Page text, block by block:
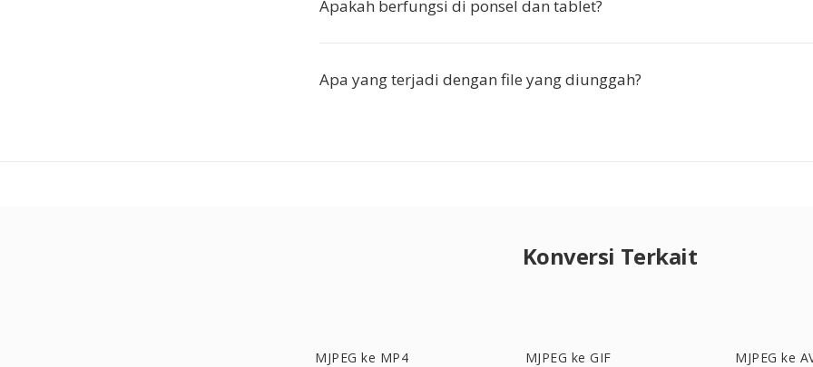
Apakah berfungsi di ponsel dan tablet?
Apa yang terjadi dengan file yang diunggah?
Konversi Terkait
MJPEG ke MP4 MJPEG ke GIF MJPEG ke